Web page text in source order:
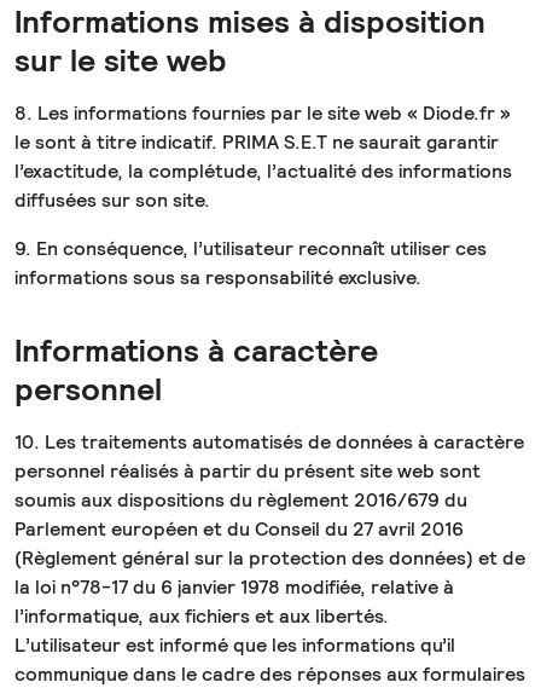
Informations mises à disposition
sur le site web
8. Les informations fournies par le site web « Diode.fr »
le sont à titre indicatif. PRIMA S.E.T ne saurait garantir
l’exactitude, la complétude, l’actualité des informations
diffusées sur son site.
9. En conséquence, l’utilisateur reconnaît utiliser ces
informations sous sa responsabilité exclusive.
Informations à caractère
personnel
10. Les traitements automatisés de données à caractère
personnel réalisés à partir du présent site web sont
soumis aux dispositions du règlement 2016/679 du
Parlement européen et du Conseil du 27 avril 2016
(Règlement général sur la protection des données) et de
la loi n°78-17 du 6 janvier 1978 modifiée, relative à
l’informatique, aux fichiers et aux libertés.
L’utilisateur est informé que les informations qu’il
communique dans le cadre des réponses aux formulaires